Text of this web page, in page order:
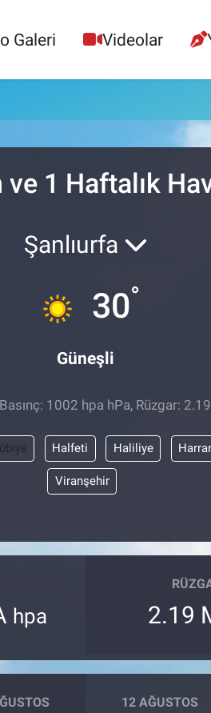
Galeri Videolar
ve 1 Haftalık
Şanlıurfa
30°
Güneşli
1002 hpa hPa, Rüzgar:
Halfeti Haliliye
Viranşehir
hpa 2.19
12 AĞUSTOS